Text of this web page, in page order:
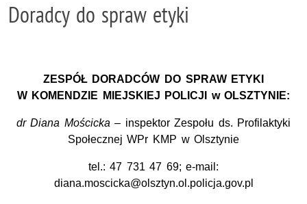
Doradcy do spraw etyki
ZESPÓŁ DORADCÓW DO SPRAW ETYKI
W KOMENDZIE MIEJSKIEJ POLICJI w OLSZTYNIE:
dr Diana Mościcka– inspektor Zespołu ds. Profilaktyki
Społecznej WPr KMP w Olsztynie
tel.: 47 731 47 69; e-mail:
diana.moscicka@olsztyn.ol.policja.gov.pl